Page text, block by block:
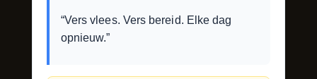
“Vers vlees. Vers bereid. Elke dag
opnieuw.”